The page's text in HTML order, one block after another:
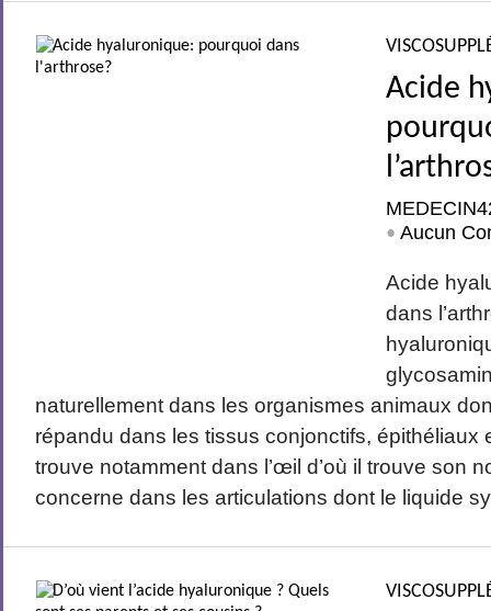
Acide
•Aucun
Acide
dans
naturellement dans les organismes animaux
répandu dans les tissus conjonctifs, épithéliaux
trouve notamment dans l’œil d’où il trouve son
concerne dans les articulations dont le liquide